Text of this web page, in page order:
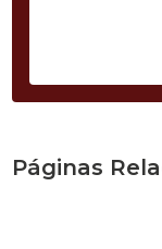
Páginas